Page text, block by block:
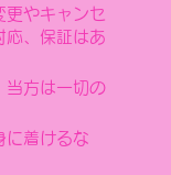
更やキャンセ
応、保証はあ
当方は一切の
に着けるな